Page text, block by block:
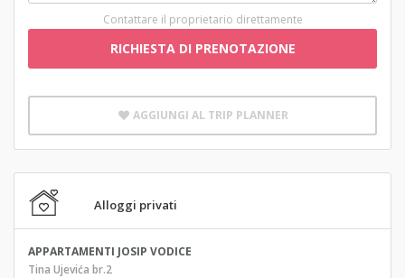
Contattare il proprietario direttamente
RICHIESTA DI PRENOTAZIONE
AGGIUNGI AL TRIP PLANNER
Alloggi privati
APPARTAMENTI JOSIP VODICE
Tina Ujevića br.2